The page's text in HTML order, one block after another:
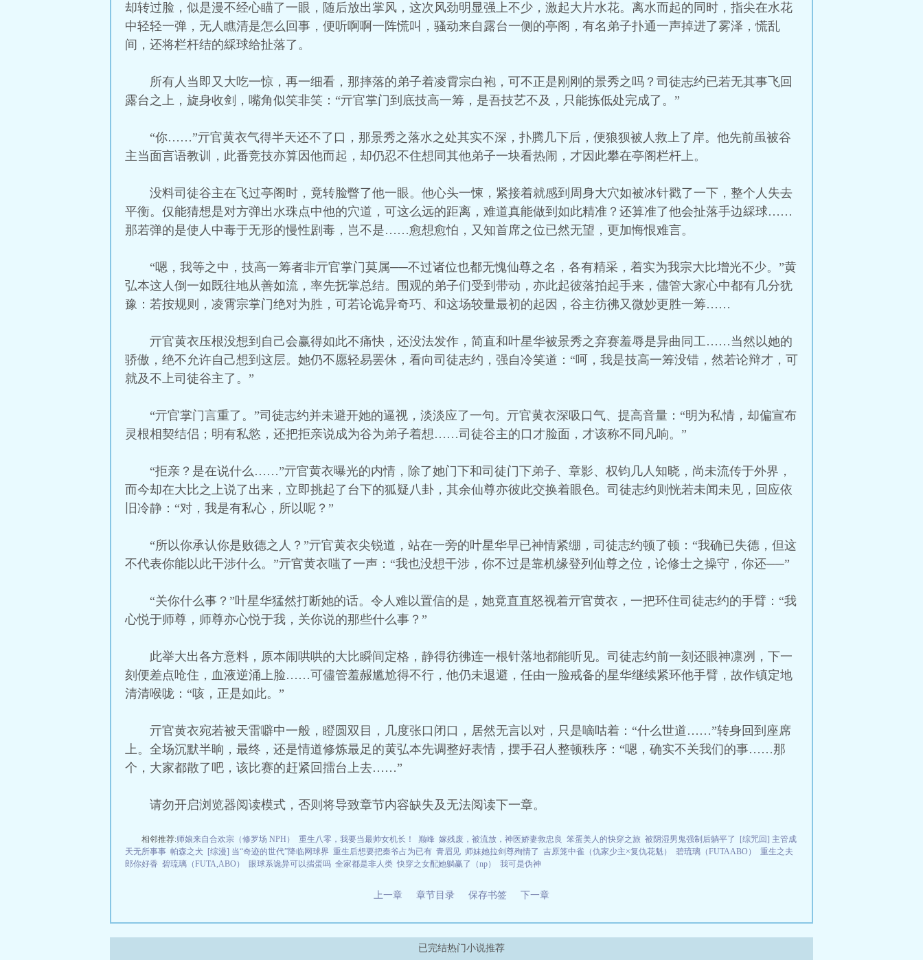
却转过脸，似是漫不经心瞄了一眼，随后放出掌风，这次风劲明显强上不少，激起大片水花。离水而起的同时，指尖在水花
中轻轻一弹，无人瞧清是怎么回事，便听啊啊一阵慌叫，骚动来自露台一侧的亭阁，有名弟子扑通一声掉进了雾泽，慌乱
间，还将栏杆结的綵球给扯落了。
所有人当即又大吃一惊，再一细看，那摔落的弟子着凌霄宗白袍，可不正是刚刚的景秀之吗？司徒志约已若无其事飞回
露台之上，旋身收剑，嘴角似笑非笑：“亓官掌门到底技高一筹，是吾技艺不及，只能拣低处完成了。”
“你……”亓官黄衣气得半天还不了口，那景秀之落水之处其实不深，扑腾几下后，便狼狈被人救上了岸。他先前虽被谷
主当面言语教训，此番竞技亦算因他而起，却仍忍不住想同其他弟子一块看热闹，才因此攀在亭阁栏杆上。
没料司徒谷主在飞过亭阁时，竟转脸瞥了他一眼。他心头一悚，紧接着就感到周身大穴如被冰针戳了一下，整个人失去
平衡。仅能猜想是对方弹出水珠点中他的穴道，可这么远的距离，难道真能做到如此精准？还算准了他会扯落手边綵球……
那若弹的是使人中毒于无形的慢性剧毒，岂不是……愈想愈怕，又知首席之位已然无望，更加悔恨难言。
“嗯，我等之中，技高一筹者非亓官掌门莫属──不过诸位也都无愧仙尊之名，各有精采，着实为我宗大比增光不少。”黄
弘本这人倒一如既往地从善如流，率先抚掌总结。围观的弟子们受到带动，亦此起彼落拍起手来，儘管大家心中都有几分犹
豫：若按规则，凌霄宗掌门绝对为胜，可若论诡异奇巧、和这场较量最初的起因，谷主彷彿又微妙更胜一筹……
亓官黄衣压根没想到自己会赢得如此不痛快，还没法发作，简直和叶星华被景秀之弃赛羞辱是异曲同工……当然以她的
骄傲，绝不允许自己想到这层。她仍不愿轻易罢休，看向司徒志约，强自冷笑道：“呵，我是技高一筹没错，然若论辩才，可
就及不上司徒谷主了。”
“亓官掌门言重了。”司徒志约并未避开她的逼视，淡淡应了一句。亓官黄衣深吸口气、提高音量：“明为私情，却偏宣布
灵根相契结侣；明有私慾，还把拒亲说成为谷为弟子着想……司徒谷主的口才脸面，才该称不同凡响。”
“拒亲？是在说什么……”亓官黄衣曝光的内情，除了她门下和司徒门下弟子、章影、权钧几人知晓，尚未流传于外界，
而今却在大比之上说了出来，立即挑起了台下的狐疑八卦，其余仙尊亦彼此交换着眼色。司徒志约则恍若未闻未见，回应依
旧冷静：“对，我是有私心，所以呢？”
“所以你承认你是败德之人？”亓官黄衣尖锐道，站在一旁的叶星华早已神情紧绷，司徒志约顿了顿：“我确已失德，但这
不代表你能以此干涉什么。”亓官黄衣嗤了一声：“我也没想干涉，你不过是靠机缘登列仙尊之位，论修士之操守，你还──”
“关你什么事？”叶星华猛然打断她的话。令人难以置信的是，她竟直直怒视着亓官黄衣，一把环住司徒志约的手臂：“我
心悦于师尊，师尊亦心悦于我，关你说的那些什么事？”
此举大出各方意料，原本闹哄哄的大比瞬间定格，静得彷彿连一根针落地都能听见。司徒志约前一刻还眼神凛冽，下一
刻便差点呛住，血液逆涌上脸……可儘管羞赧尴尬得不行，他仍未退避，任由一脸戒备的星华继续紧环他手臂，故作镇定地
清清喉咙：“咳，正是如此。”
亓官黄衣宛若被天雷噼中一般，瞪圆双目，几度张口闭口，居然无言以对，只是嘀咕着：“什么世道……”转身回到座席
上。全场沉默半晌，最终，还是情道修炼最足的黄弘本先调整好表情，摆手召人整顿秩序：“嗯，确实不关我们的事……那
个，大家都散了吧，该比赛的赶紧回擂台上去……”
请勿开启浏览器阅读模式，否则将导致章节内容缺失及无法阅读下一章。
相邻推荐:师娘来自合欢宗（修罗场 NPH） 重生八零，我要当最帅女机长！ 巅峰 嫁残废，被流放，神医娇妻救忠良 笨蛋美人的快穿之旅 被阴湿男鬼强制后躺平了
[综咒回] 主管成
天无所事事 帕森之犬 [综漫] 当“奇迹的世代”降临网球界 重生后想要把秦爷占为已有 青眉见 师妹她拉剑尊殉情了 吉原笼中雀（仇家少主×复仇花魁） 碧琉璃（FUTAABO）
重生之夫
郎你好香 碧琉璃（FUTA,ABO） 眼球系诡异可以揣蛋吗 全家都是非人类 快穿之女配她躺赢了（np） 我可是伪神
上一章 章节目录 保存书签 下一章
已完结热门小说推荐